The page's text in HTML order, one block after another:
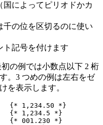
によってピリオドかカ
の位を区切るのに使い
ト記号を付けます
の例では小数点以下 2 桁
。3 つめの例は左右をゼ
を表示します。
{* 1,234.50 *}
{* 1,234.5 *}
{* 001.230 *}